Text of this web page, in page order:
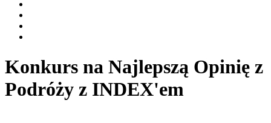
Konkurs na Najlepszą Opinię z
Podróży z INDEX'em